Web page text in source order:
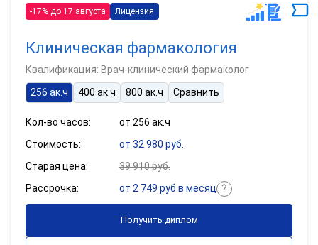
-17% до 17 августа Лицензия
Клиническая фармакология
Квалификация: Врач-клинический фармаколог
256 ак.ч
400 ак.ч 800 ак.ч Сравнить
Кол-во часов:
от 256 ак.ч
Стоимость:
от 32 980 руб.
Старая цена:
39 910 руб.
Рассрочка:
от 2 749 руб в месяц
Получить диплом